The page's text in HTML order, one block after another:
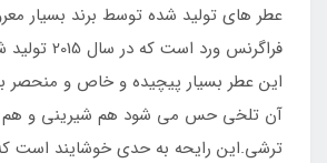
عطر های تولید شده توسط برند بسیار
فراگرنس ورد
این عطر بسیار پیچیده و خاص و منحصر
آن تلخی حس می شود هم شیرینی و هم
ترشی.این رایحه به حدی خوشایند است